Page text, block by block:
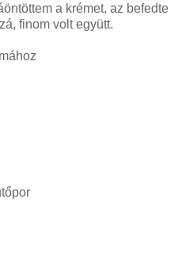
a krémet, az befedte
finom volt együtt.